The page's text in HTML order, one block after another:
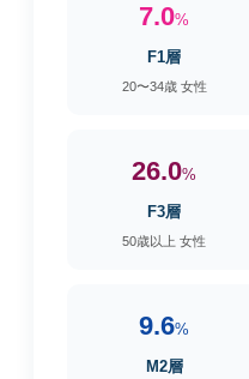
7.0%
F1層
20〜34歳 女性
26.0%
F3層
50歳以上 女性
9.6%
M2層